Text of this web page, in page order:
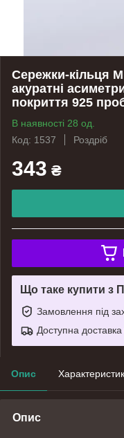
Сережки-кільця
акуратні
покриття 925
В наявності 28 од.
Код: 1537
Роздріб
343 ₴
Що таке купити з
Замовлення під
Доступна доставка
Опис
Опис